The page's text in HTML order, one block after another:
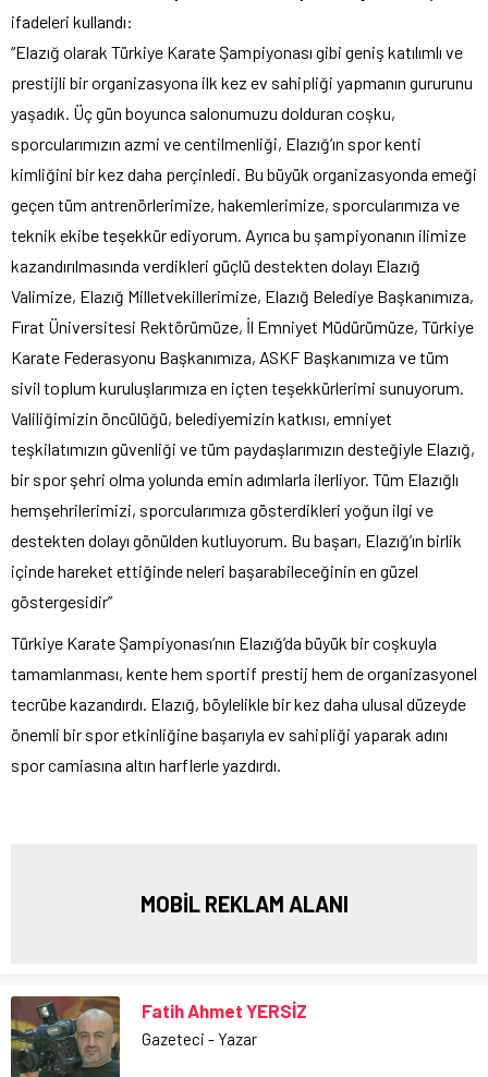
ifadeleri kullandı:
“Elazığ olarak Türkiye Karate Şampiyonası gibi geniş katılımlı ve
prestijli bir organizasyona ilk kez ev sahipliği yapmanın gururunu
yaşadık. Üç gün boyunca salonumuzu dolduran coşku,
sporcularımızın azmi ve centilmenliği, Elazığ’ın spor kenti
kimliğini bir kez daha perçinledi. Bu büyük organizasyonda emeği
geçen tüm antrenörlerimize, hakemlerimize, sporcularımıza ve
teknik ekibe teşekkür ediyorum. Ayrıca bu şampiyonanın ilimize
kazandırılmasında verdikleri güçlü destekten dolayı Elazığ
Valimize, Elazığ Milletvekillerimize, Elazığ Belediye Başkanımıza,
Fırat Üniversitesi Rektörümüze, İl Emniyet Müdürümüze, Türkiye
Karate Federasyonu Başkanımıza, ASKF Başkanımıza ve tüm
sivil toplum kuruluşlarımıza en içten teşekkürlerimi sunuyorum.
Valiliğimizin öncülüğü, belediyemizin katkısı, emniyet
teşkilatımızın güvenliği ve tüm paydaşlarımızın desteğiyle Elazığ,
bir spor şehri olma yolunda emin adımlarla ilerliyor. Tüm Elazığlı
hemşehrilerimizi, sporcularımıza gösterdikleri yoğun ilgi ve
destekten dolayı gönülden kutluyorum. Bu başarı, Elazığ’ın birlik
içinde hareket ettiğinde neleri başarabileceğinin en güzel
göstergesidir”
Türkiye Karate Şampiyonası’nın Elazığ’da büyük bir coşkuyla
tamamlanması, kente hem sportif prestij hem de organizasyonel
tecrübe kazandırdı. Elazığ, böylelikle bir kez daha ulusal düzeyde
önemli bir spor etkinliğine başarıyla ev sahipliği yaparak adını
spor camiasına altın harflerle yazdırdı.
MOBİL REKLAM ALANI
Fatih Ahmet YERSİZ
Gazeteci - Yazar